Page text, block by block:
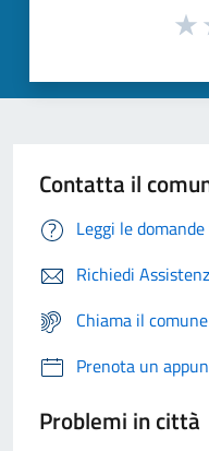
Contatta il
Leggi le
Richiedi
Chiama il
Prenota un
Problemi in città